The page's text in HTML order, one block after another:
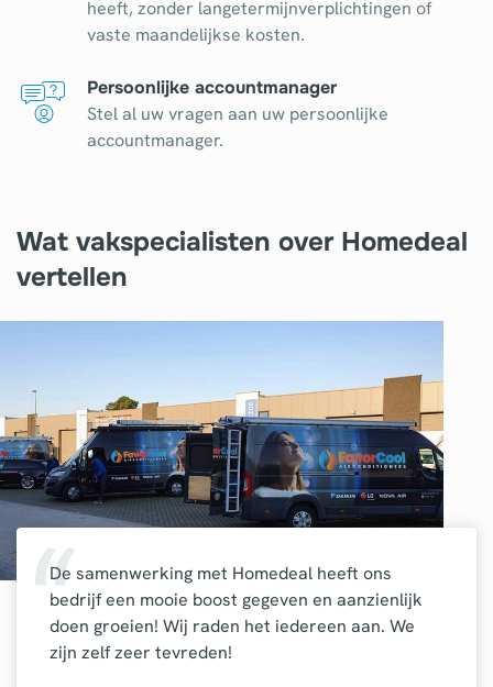
heeft, zonder langetermijnverplichtingen of
vaste maandelijkse kosten.
Persoonlijke accountmanager
Stel al uw vragen aan uw persoonlijke
accountmanager.
Wat vakspecialisten over Homedeal
vertellen
De samenwerking met Homedeal heeft ons
bedrijf een mooie boost gegeven en aanzienlijk
doen groeien! Wij raden het iedereen aan. We
zijn zelf zeer tevreden!